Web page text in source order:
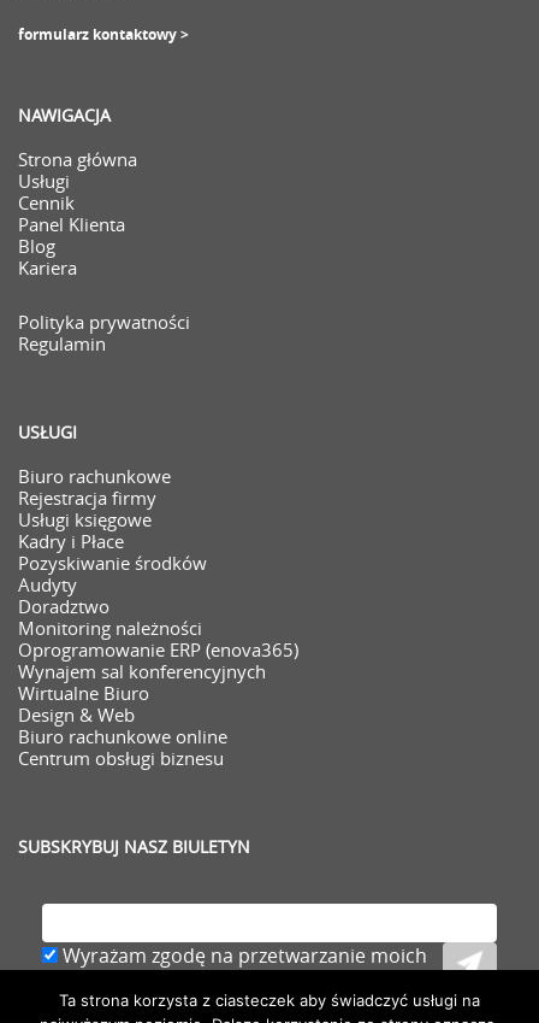
formularz kontaktowy >
NAWIGACJA
Strona główna
Usługi
Cennik
Panel Klienta
Blog
Kariera
Polityka prywatności
Regulamin
USŁUGI
Biuro rachunkowe
Rejestracja firmy
Usługi księgowe
Kadry i Płace
Pozyskiwanie środków
Audyty
Doradztwo
Monitoring należności
Oprogramowanie ERP (enova365)
Wynajem sal konferencyjnych
Wirtualne Biuro
Design & Web
Biuro rachunkowe online
Centrum obsługi biznesu
SUBSKRYBUJ NASZ BIULETYN
Wyrażam zgodę na przetwarzanie moich
w zgłoszeniu,rozwiń
Ta strona korzysta z ciasteczek aby świadczyć usługi na